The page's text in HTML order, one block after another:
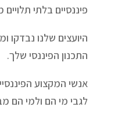
פיננסיים בלתי
היועצים שלנו נבדקו
התכנון הפיננסי שלך.
אנשי המקצוע
לגבי מי הם ולמי הם